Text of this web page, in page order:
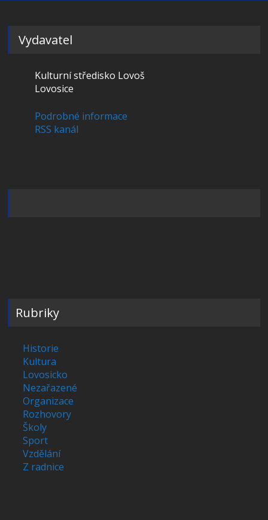
Vydavatel
Kulturní středisko Lovoš
Lovosice
Podrobné informace
RSS kanál
Rubriky
Historie
Kultura
Lovosicko
Nezařazené
Organizace
Rozhovory
Školy
Sport
Vzdělání
Z radnice